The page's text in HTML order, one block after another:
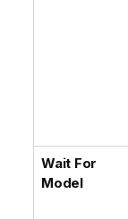
Wait For
Model